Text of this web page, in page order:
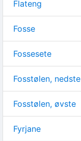
Flateng
Fosse
Fossesete
Fosstølen, nedste
Fosstølen, øvste
Fyrjane